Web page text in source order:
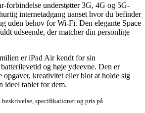
forbindelse understøtter 3G, 4G og 5G-
internetadgang uanset hvor du befinder
uden behov for Wi-Fi. Den elegante Space
udseende, der matcher din personlige
er iPad Air kendt for sin
og høje ydeevne. Den er
opgaver, kreativitet eller blot at holde sig
ideel tablet for dem.
specifikationer og pris på